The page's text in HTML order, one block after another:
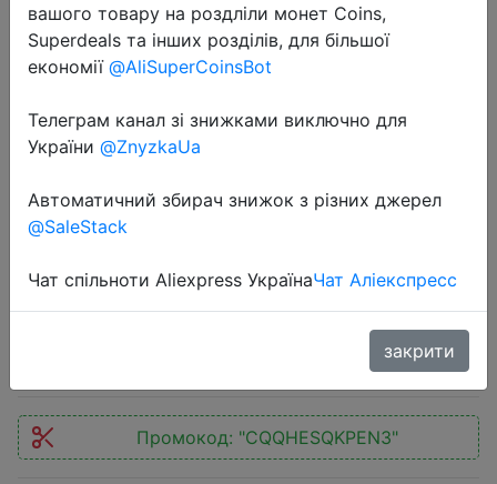
2022-10-05
Smartwatch 68+Sports Modes
Sleep Monitoring Smart Watch Zepp
App For Android For iOS
Промокод: "CQQHESQKPEN3"
вашого товару на роздліли монет Coins,
Superdeals та інших розділів, для більшої
економії @AliSuperCoinsBot
Телеграм канал зі знижками виключно для
України @ZnyzkaUa
Автоматичний збирач знижок з різних джерел
@SaleStack
Чат спільноти Aliexpress УкраїнаЧат Аліекспресс
закрити